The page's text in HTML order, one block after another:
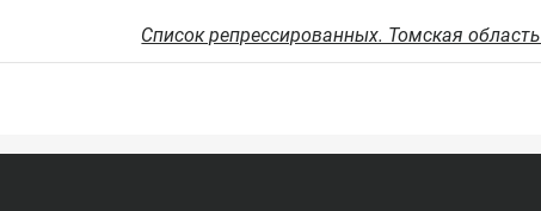
Список репрессированных. Томская область